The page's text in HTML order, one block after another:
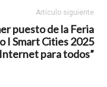
Artículo siguiente
puesto de la Feria
I Smart Cities 2025
para todos”